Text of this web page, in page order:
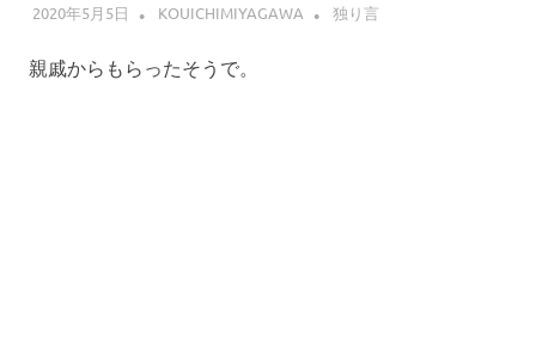
2020年5月5日 KOUICHIMIYAGAWA 独り言
親戚からもらったそうで。